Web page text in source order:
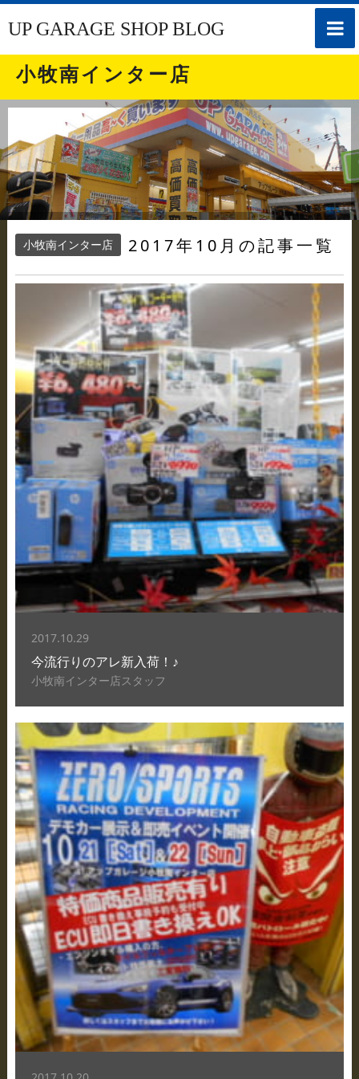
toggle
UP GARAGE SHOP BLOG
小牧南インター店
小牧南インター店 2017年10月の記事一覧
2017.10.29
今流行りのアレ新入荷！♪
小牧南インター店スタッフ